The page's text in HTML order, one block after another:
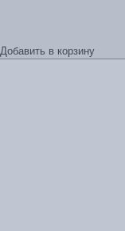
Добавить в корзину